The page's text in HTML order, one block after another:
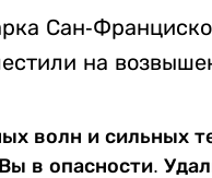
Сан-
на
волн и сильных
в опасности.